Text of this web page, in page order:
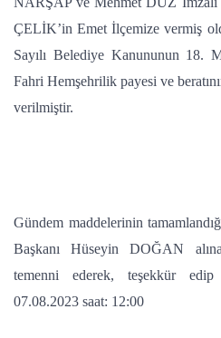
ÇELİK’in Emet İlçemize vermiş
Sayılı Belediye Kanununun 18.
Fahri Hemşehrilik payesi ve
verilmiştir.
Gündem maddelerinin
Başkanı Hüseyin DOĞAN
temenni ederek, teşekkür edip
07.08.2023 saat: 12:00